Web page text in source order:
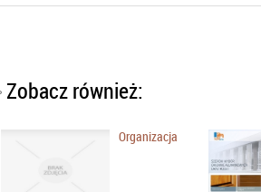
Zobacz również:
Organizacja